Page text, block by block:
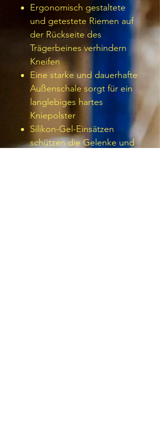
Ergonomisch gestaltete
und getestete Riemen auf
der Rückseite des
Trägerbeines verhindern
Kneifen
Eine starke und dauerhafte
Außenschale sorgt für ein
langlebiges hartes
Kniepolster
Silikon-Gel-Einsätzen
schützen die Gelenke und